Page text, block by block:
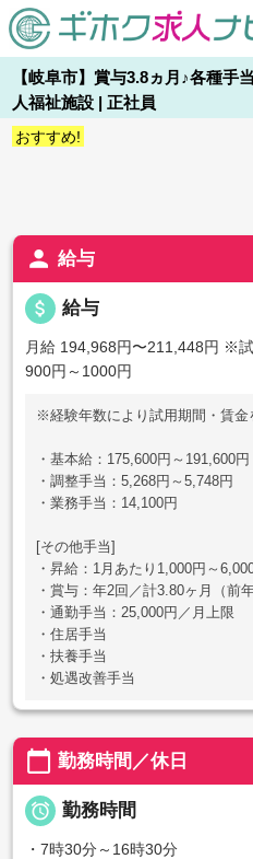
【岐阜市】賞与3.8ヵ月♪各種手
人福祉施設 | 正社員
おすすめ!
person 給与
attach_money 給与
月給 194,968円〜211,448円 ※試
900円～1000円
※経験年数により試用期間・賃金
・基本給：175,600円～191,600円
・調整手当：5,268円～5,748円
・業務手当：14,100円
[その他手当]
・昇給：1月あたり1,000円～
・賞与：年2回／計3.80ヶ月（前
・通勤手当：25,000円／月上限
・住居手当
・扶養手当
・処遇改善手当
calendar_today 勤務時間／休日
 勤務時間
・7時30分～16時30分